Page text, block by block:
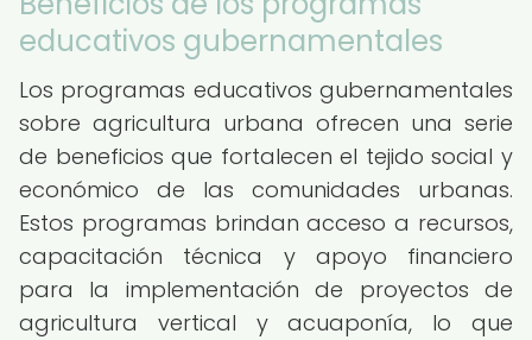
educativos gubernamentales
Los programas educativos gubernamentales
sobre agricultura urbana ofrecen una serie
de beneficios que fortalecen el tejido social y
económico de las comunidades urbanas.
Estos programas brindan acceso a recursos,
capacitación técnica y apoyo financiero
para la implementación de proyectos de
agricultura vertical y acuaponía, lo que